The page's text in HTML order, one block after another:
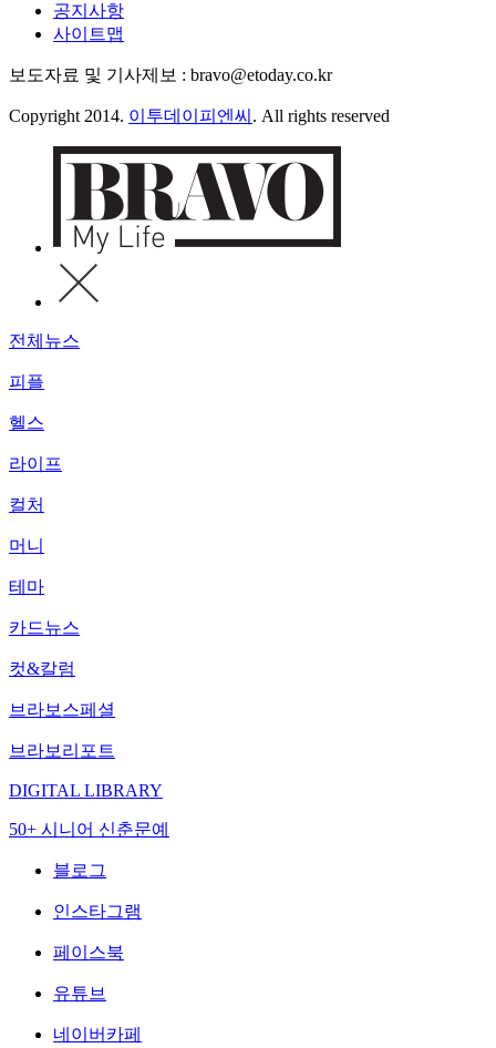
공지사항
사이트맵
보도자료 및 기사제보 : bravo@etoday.co.kr
Copyright 2014. 이투데이피엔씨 . All rights reserved
전체뉴스
피플
헬스
라이프
컬처
머니
테마
카드뉴스
컷&칼럼
브라보스페셜
브라보리포트
DIGITAL LIBRARY
50+ 시니어 신춘문예
블로그
인스타그램
페이스북
유튜브
네이버카페